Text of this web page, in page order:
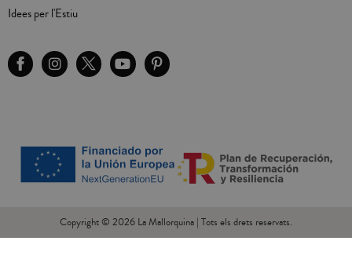
Idees per l'Estiu
Copyright © 2026 La Mallorquina | Tots els drets reservats.